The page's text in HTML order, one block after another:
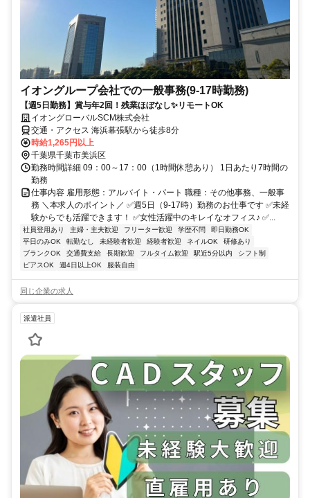
イオングループ会社での一般事務(9-17時勤務)
【週5日勤務】賞与年2回！残業ほぼなし✨リモートOK
イオングローバルSCM株式会社
交通・アクセス 海浜幕張駅から徒歩8分
時給1,265円以上
千葉県千葉市美浜区
勤務時間詳細 09：00～17：00（1時間休憩あり） 1日あたり7時間の
勤務
仕事内容 雇用形態：アルバイト・パート 職種：その他事務、一般事
務 ＼本求人のポイント／ ✅週5日（9-17時）勤務のお仕事です ✅未経
験からでも活躍できます！ ✅女性活躍中のキレイなオフィス♪ ✅...
社員登用あり 主婦・主夫歓迎 フリーター歓迎 学歴不問
即日勤務OK
平日のみOK
転勤なし 未経験者歓迎 経験者歓迎 ネイルOK
研修あり
ブランクOK
交通費支給 長期歓迎 フルタイム歓迎 駅近5分以内
シフト制
ピアスOK
週4日以上OK 服装自由
同じ企業の求人
派遣社員